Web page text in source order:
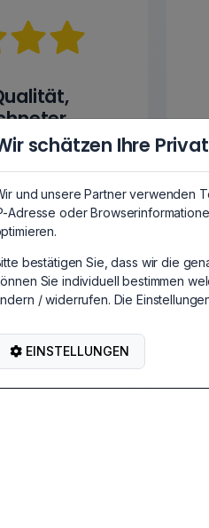
aufeBay
Anleitungen /
Lieferung &
schätzen Ihre
und unsere Partner verwenden
Adresse oder
bestätigen Sie, dass wir die
Sie individuell bestimmen
/ widerrufen. Die
EINSTELLUNGEN